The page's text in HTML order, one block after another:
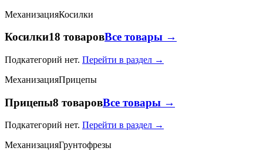
МеханизацияКосилки
Косилки18 товаровВсе товары →
Подкатегорий нет. Перейти в раздел →
МеханизацияПрицепы
Прицепы8 товаровВсе товары →
Подкатегорий нет. Перейти в раздел →
МеханизацияГрунтофрезы